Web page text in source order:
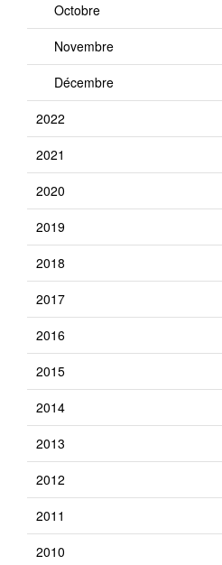
Octobre
Novembre
Décembre
2022
2021
2020
2019
2018
2017
2016
2015
2014
2013
2012
2011
2010